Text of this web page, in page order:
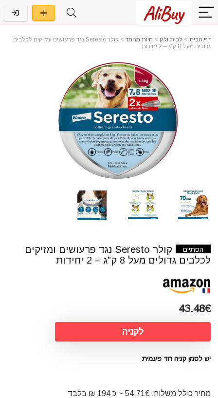
דף הבית > לבית ולגן > חיות מחמד>
קולר Seresto נגד פרעושים ומזיקים לכלבים
גדולים מעל 8 ק”ג – 2 יחידות
הסתיים
קולר Seresto נגד פרעושים ומזיקים
לכלבים גדולים מעל 8 ק”ג – 2 יחידות
43.48€
לקניה
יש לסמן קניה חד פעמית
מחיר כולל משלוח: 54.71€ ~ כ 194 ₪ בלבד